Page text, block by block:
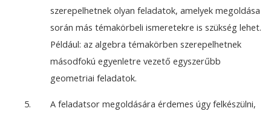
szerepelhetnek olyan feladatok, amelyek megoldása
során más témakörbeli ismeretekre is szükség lehet.
Például: az algebra témakörben szerepelhetnek
másodfokú egyenletre vezető egyszerűbb
geometriai feladatok.
A feladatsor megoldására érdemes úgy felkészülni,